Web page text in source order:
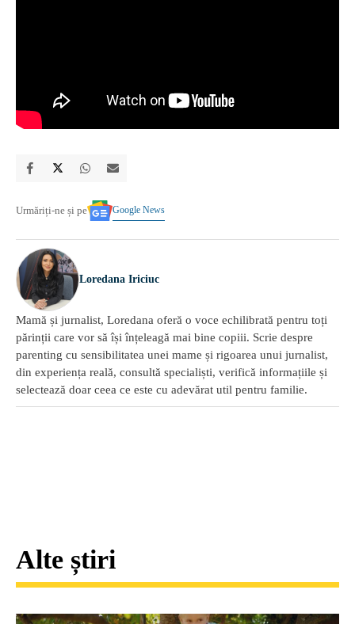
Urmăriți-ne și pe Google News
Loredana Iriciuc
Mamă și jurnalist, Loredana oferă o voce echilibrată pentru toți
părinții care vor să își înțeleagă mai bine copiii. Scrie despre
parenting cu sensibilitatea unei mame și rigoarea unui jurnalist,
din experiența reală, consultă specialiști, verifică informațiile și
selectează doar ceea ce este cu adevărat util pentru familie.
Alte știri